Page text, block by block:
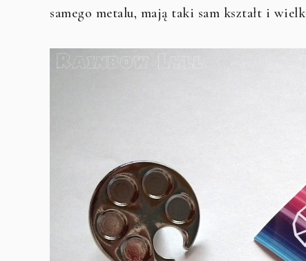
samego metalu, mają taki sam kształt i